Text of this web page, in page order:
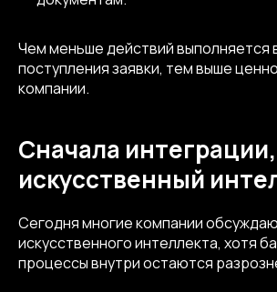
Чем меньше действий выполняется
поступления заявки, тем выше
компании.
Сначала
искусственный
Сегодня многие компании
искусственного интеллекта, хотя
процессы внутри остаются